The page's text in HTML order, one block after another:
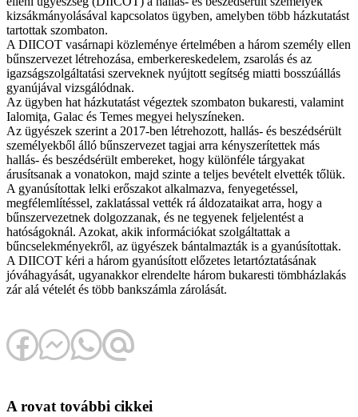
kizsákmányolásával kapcsolatos ügyben, amelyben több házkutatást
tartottak szombaton.
A DIICOT vasárnapi közleménye értelmében a három személy ellen
bűnszervezet létrehozása, emberkereskedelem, zsarolás és az
igazságszolgáltatási szerveknek nyújtott segítség miatti bosszúállás
gyanújával vizsgálódnak.
Az ügyben hat házkutatást végeztek szombaton bukaresti, valamint
Ialomiţa, Galac és Temes megyei helyszíneken.
Az ügyészek szerint a 2017-ben létrehozott, hallás- és beszédsérült
személyekből álló bűnszervezet tagjai arra kényszerítettek más
hallás- és beszédsérült embereket, hogy különféle tárgyakat
árusítsanak a vonatokon, majd szinte a teljes bevételt elvették tőlük.
A gyanúsítottak lelki erőszakot alkalmazva, fenyegetéssel,
megfélemlítéssel, zaklatással vették rá áldozataikat arra, hogy a
bűnszervezetnek dolgozzanak, és ne tegyenek feljelentést a
hatóságoknál. Azokat, akik információkat szolgáltattak a
bűncselekményekről, az ügyészek bántalmazták is a gyanúsítottak.
A DIICOT kéri a három gyanúsított előzetes letartóztatásának
jóváhagyását, ugyanakkor elrendelte három bukaresti tömbházlakás
zár alá vételét és több bankszámla zárolását.
A rovat további cikkei